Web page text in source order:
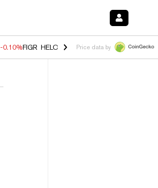
-0.10%FIGR_HELOC $1.035 0.20% HYPE $55.73
Price data by